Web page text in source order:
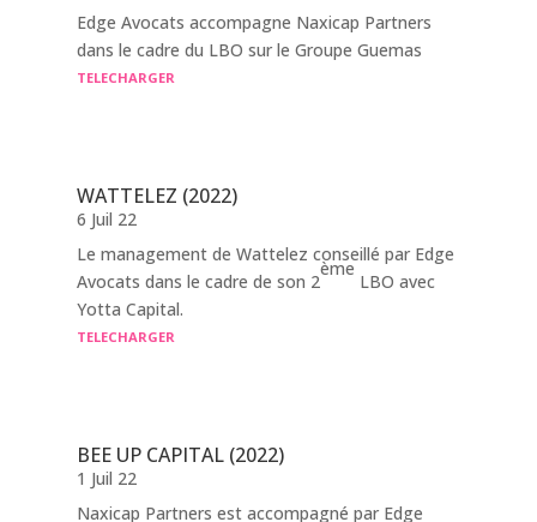
Edge Avocats accompagne Naxicap Partners
dans le cadre du LBO sur le Groupe Guemas
TELECHARGER
WATTELEZ (2022)
6 Juil 22
Le management de Wattelez conseillé par Edge
Avocats dans le cadre de son 2
ème
LBO avec
Yotta Capital.
TELECHARGER
BEE UP CAPITAL (2022)
1 Juil 22
Naxicap Partners est accompagné par Edge